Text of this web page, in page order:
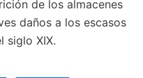
de los almacenes
daños a los escasos
siglo XIX.